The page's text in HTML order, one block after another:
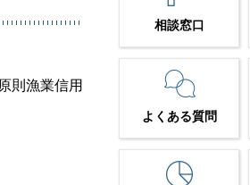
則漁業信用
相談窓口
よくある質問